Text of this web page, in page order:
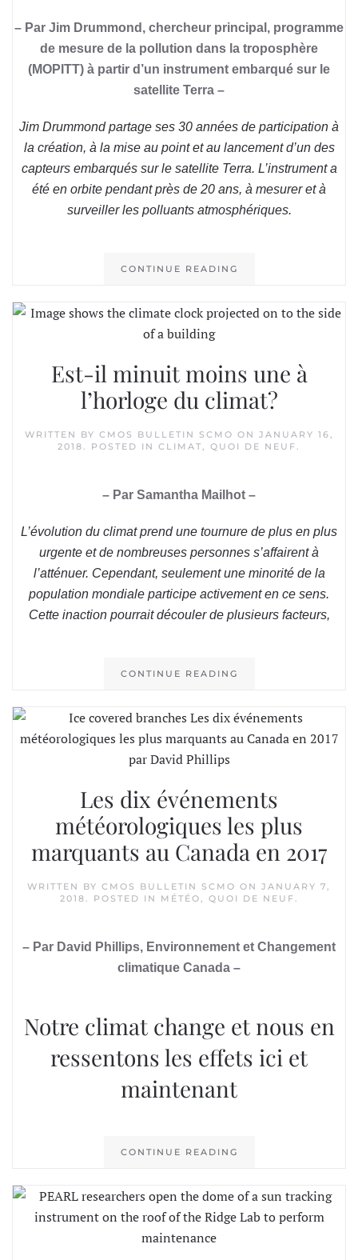
– Par Jim Drummond, chercheur principal, programme
de mesure de la pollution dans la troposphère
(MOPITT) à partir d’un instrument embarqué sur le
satellite Terra –
Jim Drummond partage ses 30 années de participation à
la création, à la mise au point et au lancement d’un des
capteurs embarqués sur le satellite Terra. L’instrument a
été en orbite pendant près de 20 ans, à mesurer et à
surveiller les polluants atmosphériques.
CONTINUE READING
Est-il minuit moins une à
l’horloge du climat?
WRITTEN BY CMOS BULLETIN SCMO ON JANUARY 16,
2018. POSTED IN CLIMAT, QUOI DE NEUF.
– Par Samantha Mailhot –
L’évolution du climat prend une tournure de plus en plus
urgente et de nombreuses personnes s’affairent à
l’atténuer. Cependant, seulement une minorité de la
population mondiale participe activement en ce sens.
Cette inaction pourrait découler de plusieurs facteurs,
CONTINUE READING
Les dix événements
météorologiques les plus
marquants au Canada en 2017
WRITTEN BY CMOS BULLETIN SCMO ON JANUARY 7,
2018. POSTED IN MÉTÉO, QUOI DE NEUF.
– Par David Phillips, Environnement et Changement
climatique Canada –
Notre climat change et nous en
ressentons les effets ici et
maintenant
CONTINUE READING